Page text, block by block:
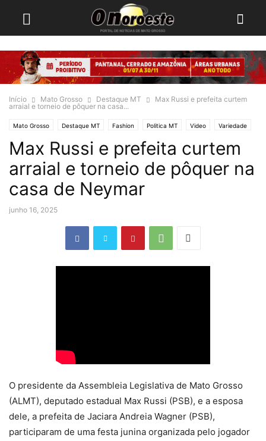
Início Mato Grosso Destaque MT
Max Russi e prefeita curtem
arraial e torneio de pôquer na casa...
Mato Grosso Destaque MT Fashion Politica MT Video Variedade
Max Russi e prefeita curtem
arraial e torneio de pôquer na
casa de Neymar
junho 16, 2025
O presidente da Assembleia Legislativa de Mato Grosso
(ALMT), deputado estadual Max Russi (PSB), e a esposa
dele, a prefeita de Jaciara Andreia Wagner (PSB),
participaram de uma festa junina organizada pelo jogador